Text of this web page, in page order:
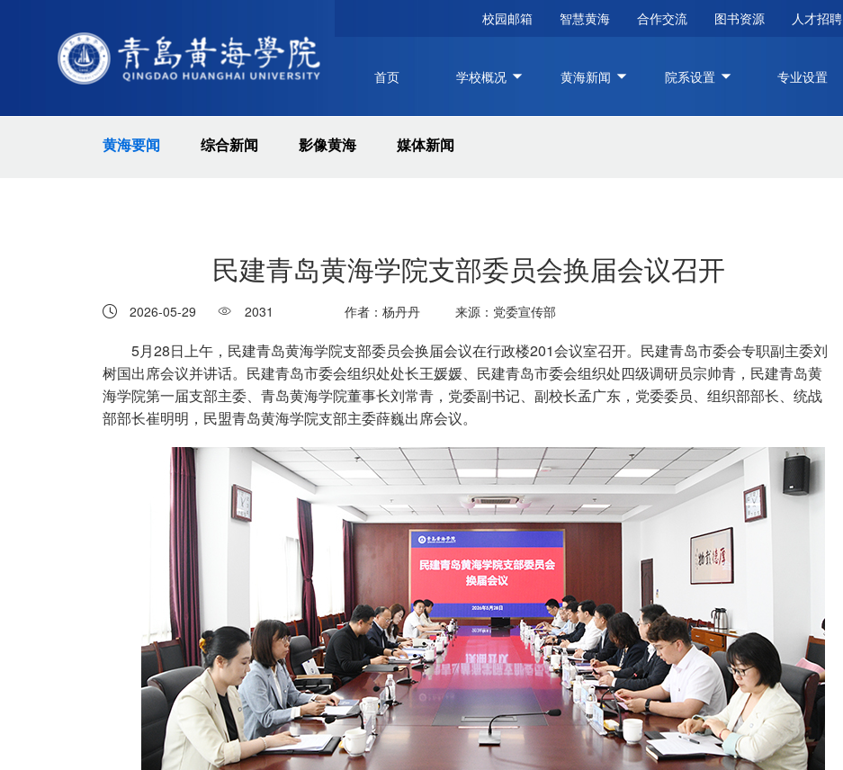
校园邮箱 智慧黄海 合作交流 图书资源 人才招聘
首页 学校概况 黄海新闻 院系设置 专业设置
黄海要闻 综合新闻 影像黄海 媒体新闻
民建青岛黄海学院支部委员会换届会议召开
2026-05-29 2031 作者：杨丹丹 来源：党委宣传部
5月28日上午，民建青岛黄海学院支部委员会换届会议在行政楼201会议室召开。民建青岛市委会专职副主委刘
树国出席会议并讲话。民建青岛市委会组织处处长王媛媛、民建青岛市委会组织处四级调研员宗帅青，民建青岛黄
海学院第一届支部主委、青岛黄海学院董事长刘常青，党委副书记、副校长孟广东，党委委员、组织部部长、统战
部部长崔明明，民盟青岛黄海学院支部主委薛巍出席会议。
八一建军节||黄海学院慰问进军
营，共叙鱼水情
全程在线！青岛国际啤酒节里
的“黄海力量”